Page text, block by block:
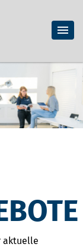
aktuelle